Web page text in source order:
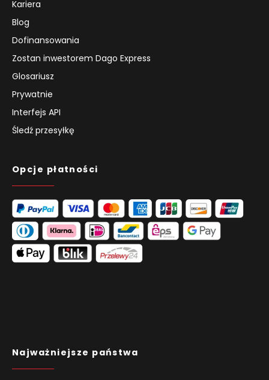
Kariera
Blog
Dofinansowania
Zostan inwestorem Dago Express
Glosariusz
Prywatnie
Interfejs API
Śledź przesyłkę
Opcje płatności
Najważniejsze państwa